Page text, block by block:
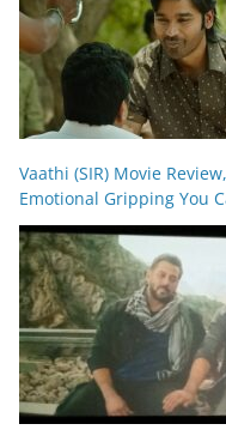
Vaathi (SIR) Movie
Emotional Gripping You